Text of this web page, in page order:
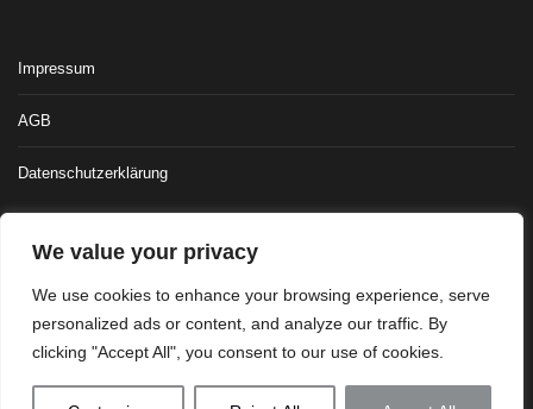
We value your privacy
We use cookies to enhance your browsing experience, serve
personalized ads or content, and analyze our traffic. By
clicking "Accept All", you consent to our use of cookies.
Impressum
AGB
Datenschutzerklärung